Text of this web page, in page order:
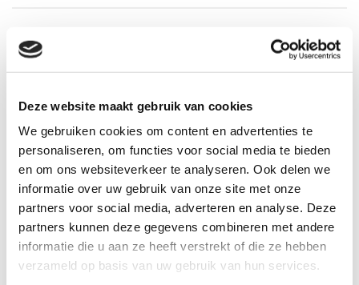
Deze website maakt gebruik van cookies
We gebruiken cookies om content en advertenties te
personaliseren, om functies voor social media te bieden
en om ons websiteverkeer te analyseren. Ook delen we
informatie over uw gebruik van onze site met onze
partners voor social media, adverteren en analyse. Deze
partners kunnen deze gegevens combineren met andere
informatie die u aan ze heeft verstrekt of die ze hebben
verzameld op basis van uw gebruik van hun services.
Toepassingsvoorbeelden
Downloads